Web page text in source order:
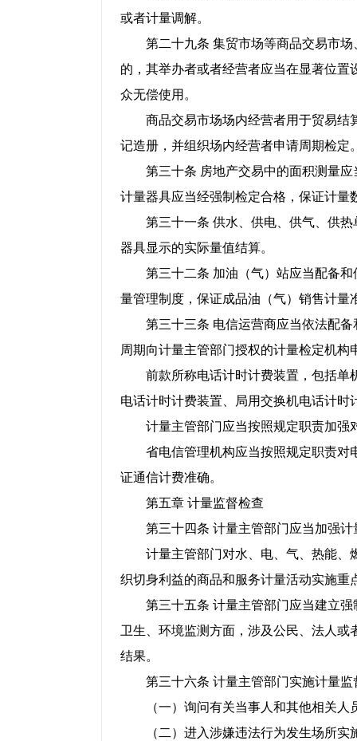
或者计量调解。
第二十九条 集贸市场等商品交易市场
的，其举办者或者经营者应当在显著位
众无偿使用。
商品交易市场场内经营者用于贸易结
记造册，并组织场内经营者申请周期检定
第三十条 房地产交易中的面积测量应
计量器具应当经强制检定合格，保证计量
第三十一条 供水、供电、供气、供热
器具显示的实际量值结算。
第三十二条 加油（气）站应当配备和
量管理制度，保证成品油（气）销售计量
第三十三条 电信运营商应当依法配备
周期向计量主管部门授权的计量检定机构
前款所称电话计时计费装置，包括单
电话计时计费装置、局用交换机电话计时
计量主管部门应当按照规定职责加强
省电信管理机构应当按照规定职责对
证通信计费准确。
第五章 计量监督检查
第三十四条 计量主管部门应当加强计
计量主管部门对水、电、气、热能、
织切身利益的商品和服务计量活动实施重
第三十五条 计量主管部门应当建立强
卫生、环境监测方面，涉及公民、法人
结果。
第三十六条 计量主管部门实施计量监
（一）询问有关当事人和其他相关人
（二）进入涉嫌违法行为发生场所实